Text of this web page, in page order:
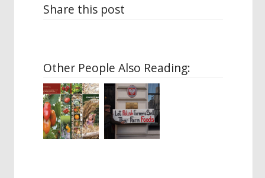
Share this post
Other People Also Reading: